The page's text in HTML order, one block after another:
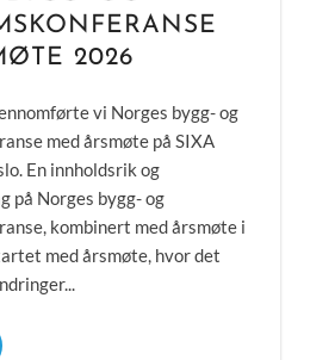
2026
vi Norges bygg- og
med årsmøte på SIXA
En innholdsrik og
på Norges bygg- og
kombinert med årsmøte i
med årsmøte, hvor det